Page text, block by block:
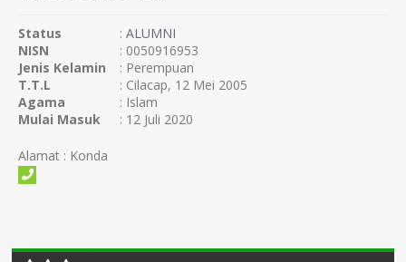
Status : ALUMNI
NISN
: 0050916953
Jenis Kelamin
: Perempuan
T.T.L
: Cilacap, 12 Mei 2005
Agama
: Islam
Mulai Masuk
: 12 Juli 2020
Alamat : Konda